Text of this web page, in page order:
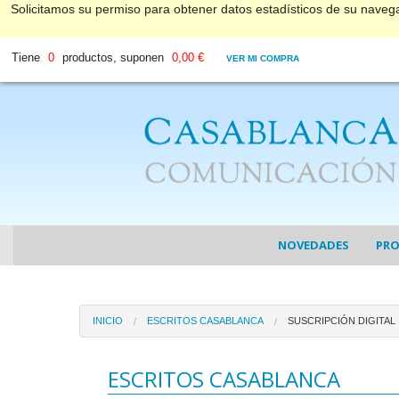
Solicitamos su permiso para obtener datos estadísticos de su
Tiene 0 productos, suponen 0,00 € VER MI COMPRA
NOVEDADES
INICIO ESCRITOS CASABLANCA SUSCRIPCIÓN DIGITAL
ESCRITOS CASABLANCA